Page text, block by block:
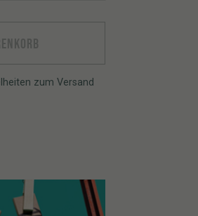
zum Versand